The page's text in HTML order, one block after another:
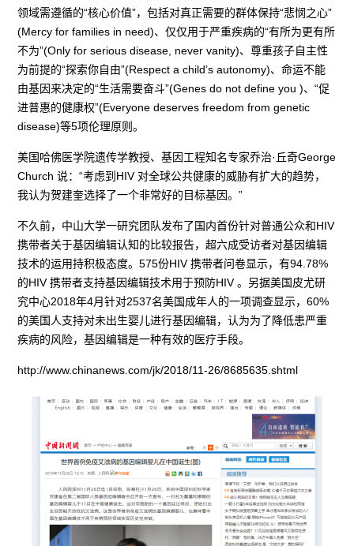
领域需遵循的“核心价值”，包括对真正需要的群体保持“悲悯之心”
(Mercy for families in need)、仅仅用于严重疾病的“有所为更有所
不为”(Only for serious disease, never vanity)、尊重孩子自主性
为前提的“探索你自由”(Respect a child’s autonomy)、命运不能
由基因来决定的“生活需要奋斗”(Genes do not define you )、“促
进普惠的健康权”(Everyone deserves freedom from genetic
disease)等5项伦理原则。
美国哈佛医学院遗传学教授、基因工程知名专家乔治·丘奇George
Church 说：“考虑到HIV 对全球公共健康的威胁有扩大的趋势，
我认为贺建奎选择了一个非常好的目标基因。”
不久前，中山大学一研究团队发布了国内首份针对普通公众和HIV
携带者关于基因编辑认知的比较报告，超六成受访者对基因编辑
技术的运用持积极态度。575份HIV 携带者问卷显示，有94.78%
的HIV 携带者支持基因编辑技术用于预防HIV 。另据美国皮尤研
究中心2018年4月针对2537名美国成年人的一项调查显示，60%
的美国人支持对未出生婴儿进行基因编辑，认为为了降低患严重
疾病的风险，基因编辑是一种有效的医疗手段。
http://www.chinanews.com/jk/2018/11-26/8685635.shtml